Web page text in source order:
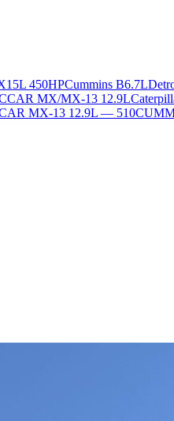
450HPCummins B6.7L
MX/MX-13 12.9L
MX-13 12.9L — 510